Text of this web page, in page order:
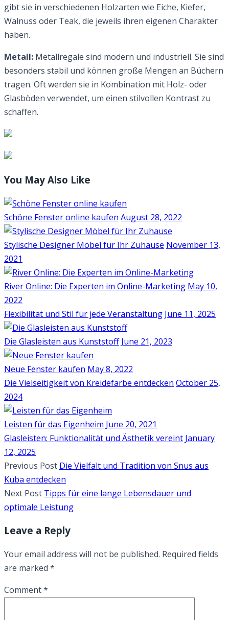
gibt sie in verschiedenen Holzarten wie Eiche, Kiefer,
Walnuss oder Teak, die jeweils ihren eigenen Charakter
haben.
Metall: Metallregale sind modern und industriell. Sie sind
besonders stabil und können große Mengen an Büchern
tragen. Oft werden sie in Kombination mit Holz- oder
Glasböden verwendet, um einen stilvollen Kontrast zu
schaffen.
You May Also Like
Schöne Fenster online kaufen August 28, 2022
Stylische Designer Möbel für Ihr Zuhause November 13,
2021
River Online: Die Experten im Online-Marketing May 10,
2022
Flexibilität und Stil für jede Veranstaltung June 11, 2025
Die Glasleisten aus Kunststoff June 21, 2023
Neue Fenster kaufen May 8, 2022
Die Vielseitigkeit von Kreidefarbe entdecken October 25,
2024
Leisten für das Eigenheim June 20, 2021
Glasleisten: Funktionalität und Ästhetik vereint January
12, 2025
Previous Post Die Vielfalt und Tradition von Snus aus
Kuba entdecken
Next Post Tipps für eine lange Lebensdauer und
optimale Leistung
Leave a Reply
Your email address will not be published. Required fields
are marked *
Comment*